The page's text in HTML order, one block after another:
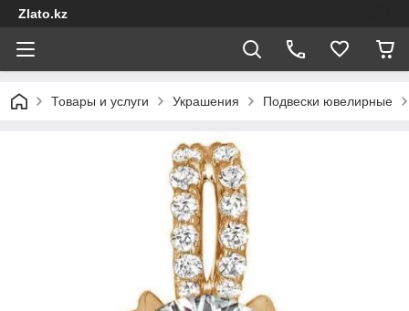
Zlato.kz
Товары и услуги Украшения Подвески ювелирные